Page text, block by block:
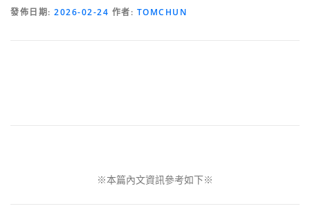
發佈日期: 2026-02-24 作者: TOMCHUN
※本篇內文資訊參考如下※